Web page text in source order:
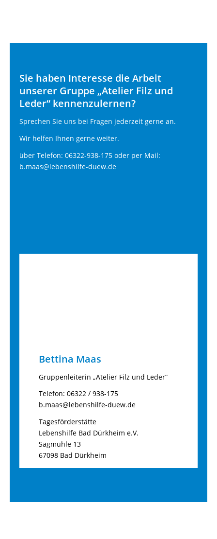
Sie haben Interesse die Arbeit
unserer Gruppe „Atelier Filz und
Leder“ kennenzulernen?
Sprechen Sie uns bei Fragen jederzeit gerne an.
Wir helfen Ihnen gerne weiter.
über Telefon: 06322-938-175 oder per Mail:
b.maas@lebenshilfe-duew.de
Bettina Maas
Gruppenleiterin „Atelier Filz und Leder“
Telefon: 06322 / 938-175
b.maas@lebenshilfe-duew.de
Tagesförderstätte
Lebenshilfe Bad Dürkheim e.V.
Sägmühle 13
67098 Bad Dürkheim